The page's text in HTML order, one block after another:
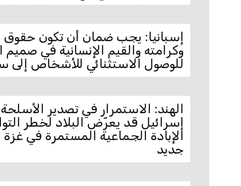
إسبانيا: يجب ضمان أن تكون حقوق
وكرامته والقيم الإنسانية في صميم
للوصول الاستثنائي للأشخاص إلى
الهند: الاستمرار في تصدير
إسرائيل قد يعرّض البلاد لخطر
الإبادة الجماعية المستمرة في
جديد